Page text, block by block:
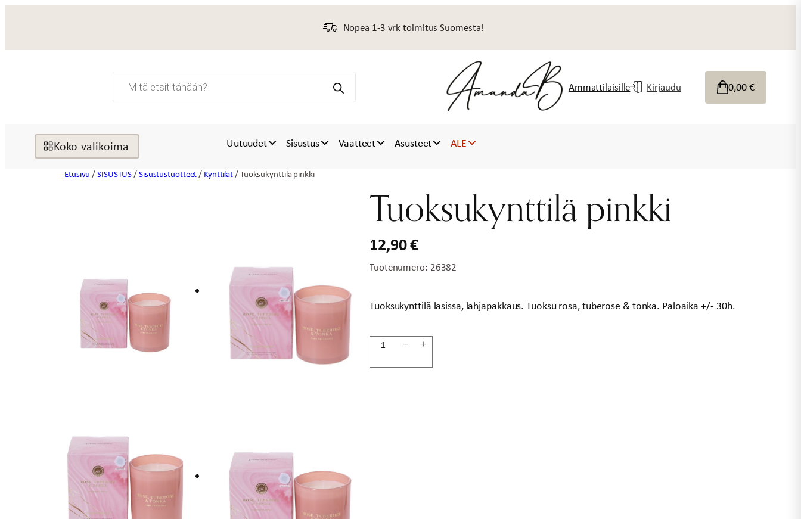
Nopea 1-3 vrk toimitus Suomesta!
search Ammattilaisille Kirjaudu 0,00€
Koko valikoima Uutuudet Sisustus Vaatteet Asusteet ALE
Etusivu /SISUSTUS/Sisustustuotteet/ Kynttilät/ Tuoksukynttilä pinkki
Tuoksukynttilä pinkki
12,90€
Tuotenumero: 26382
Tuoksukynttilä lasissa, lahjapakkaus. Tuoksu rosa, tuberose & tonka. Paloaika +/- 30h.
Tuoksukynttilä
− +